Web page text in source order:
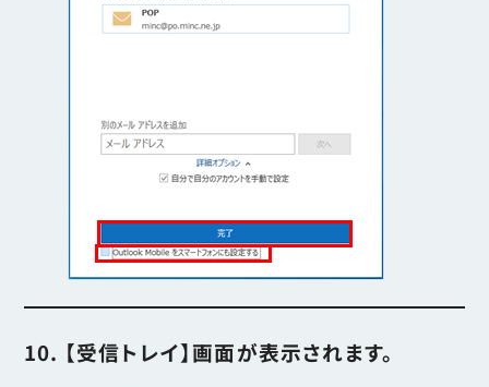
10. 【受信トレイ】画面が表示されます。